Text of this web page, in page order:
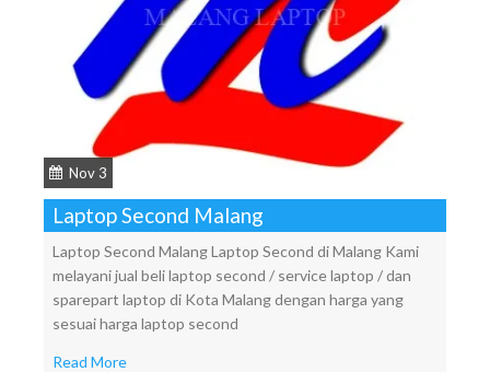
Nov 3
Laptop Second Malang
Laptop Second Malang Laptop Second di Malang Kami
melayani jual beli laptop second / service laptop / dan
sparepart laptop di Kota Malang dengan harga yang
sesuai harga laptop second
Read More